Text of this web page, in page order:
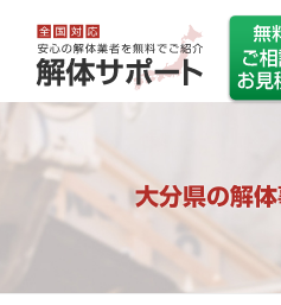
大分県の解体